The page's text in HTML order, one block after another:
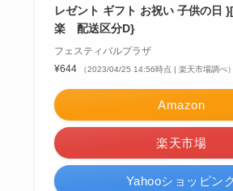
レゼント ギフト お祝い 子供の日
楽 配送区分D}
フェスティバルプラザ
¥644
（2023/04/25 14:56時点 | 楽天市場調べ）
Amazon
楽天市場
Yahooショッピン